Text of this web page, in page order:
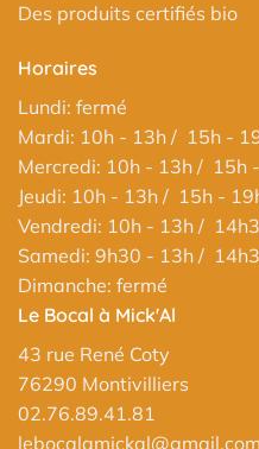
Des produits certifiés bio
Horaires
Lundi: fermé
Mardi: 10h - 13h / 15h -
Mercredi: 10h - 13h / 15h
Jeudi: 10h - 13h / 15h -
Vendredi: 10h - 13h /
Samedi: 9h30 - 13h /
Dimanche: fermé
Le Bocal à Mick'Al
43 rue René Coty
76290 Montivilliers
02.76.89.41.81
lebocalamickal@gmail.com